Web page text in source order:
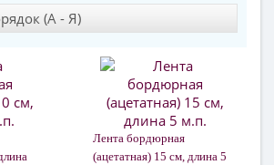
Лента бордюрная
(ацетатная) 15 см, длина 5